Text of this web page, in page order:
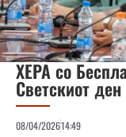
ХЕРА со
Светскиот
08/04/202614:49